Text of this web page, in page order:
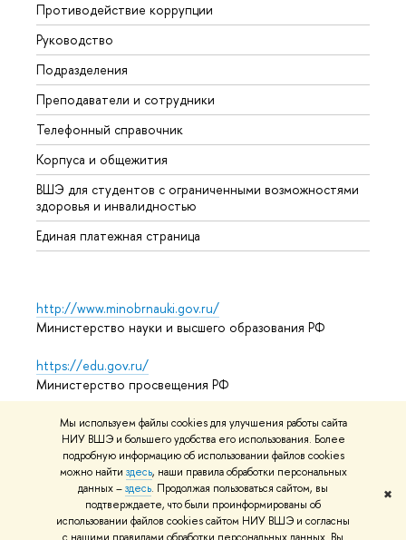
Мы используем файлы cookies для улучшения работы сайта
НИУ ВШЭ и большего удобства его использования. Более
подробную информацию об использовании файлов cookies
можно найти здесь, наши правила обработки персональных
данных –здесь. Продолжая пользоваться сайтом, вы
подтверждаете, что были проинформированы об
использовании файлов cookies сайтом НИУ ВШЭ и согласны
✖
Противодействие коррупции
Руководство
Подразделения
Преподаватели и сотрудники
Телефонный справочник
Корпуса и общежития
ВШЭ для студентов с ограниченными возможностями
здоровья и инвалидностью
Единая платежная страница
http://www.minobrnauki.gov.ru/
Министерство науки и высшего образования РФ
https://edu.gov.ru/
Министерство просвещения РФ
https://elearning.hse.ru/mooc
Массовые открытые онлайн-курсы
© НИУ ВШЭ 1993–2026 Условия использования материалов
Адреса и контактыКарта сайта